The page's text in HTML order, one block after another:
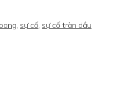
, sự cố, sự cố tràn dầu